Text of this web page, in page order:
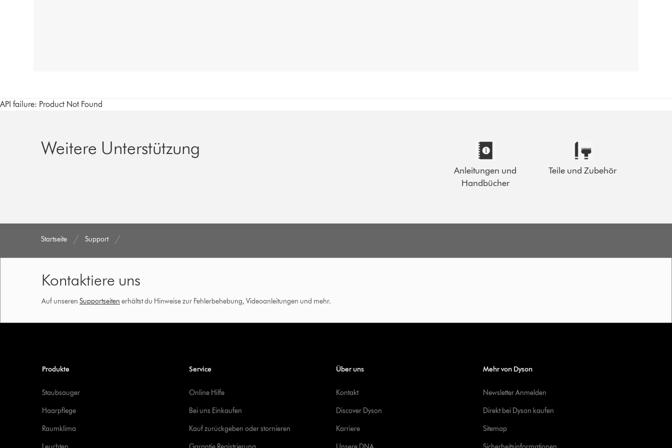
API failure: Product Not Found
Weitere Unterstützung
Anleitungen und
Handbücher
Teile und Zubehör
Startseite Support
Kontaktiere uns
Auf unseren Supportseiten erhältst du Hinweise zur Fehlerbehebung, Videoanleitungen und mehr.
Produkte
Staubsauger
Haarpflege
Raumklima
Service
Online Hilfe
Bei uns Einkaufen
Kauf zurückgeben oder stornieren
Über uns
Kontakt
Discover Dyson
Karriere
Mehr von Dyson
Newsletter Anmelden
Direkt bei Dyson kaufen
Sitemap